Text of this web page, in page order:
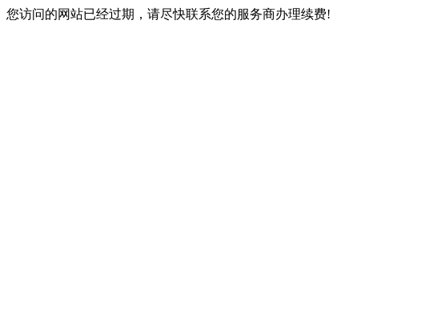
您访问的网站已经过期，请尽快联系您的服务商办理续费!